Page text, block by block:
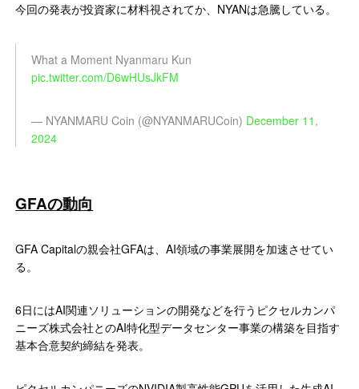
今回の発表が投資家に材料視されてか、NYANは急騰している。
What a Moment Nyanmaru Kun
pic.twitter.com/D6wHUsJkFM
— NYANMARU Coin (@NYANMARUCoin) December 11,
2024
GFAの動向
GFA Capitalの親会社GFAは、AI領域の事業展開を加速させてい
る。
6日にはAI関連ソリューションの開発などを行うピクセルカンパ
ニーズ株式会社とのAI特化型データセンター事業の構築を目指す
基本合意契約締結を発表。